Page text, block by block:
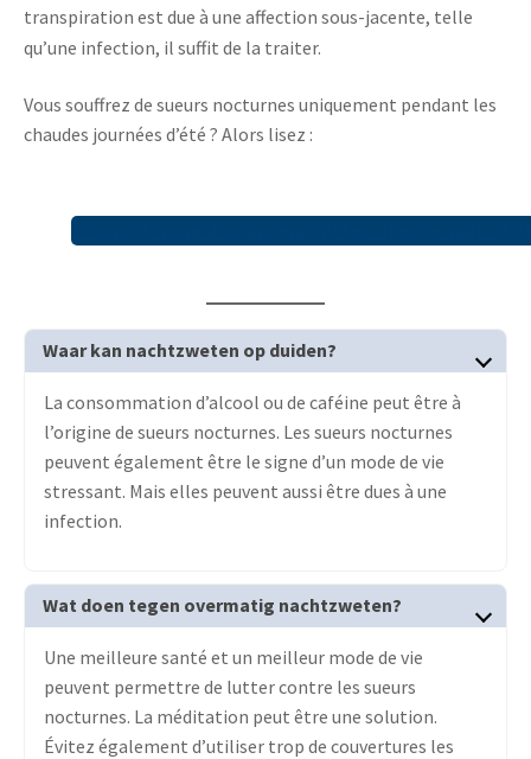
transpiration est due à une affection sous-jacente, telle
qu’une infection, il suffit de la traiter.
Vous souffrez de sueurs nocturnes uniquement pendant les
chaudes journées d’été ? Alors lisez :
Waar kan nachtzweten op duiden?
La consommation d’alcool ou de caféine peut être à
l’origine de sueurs nocturnes. Les sueurs nocturnes
peuvent également être le signe d’un mode de vie
stressant. Mais elles peuvent aussi être dues à une
infection.
Wat doen tegen overmatig nachtzweten?
Une meilleure santé et un meilleur mode de vie
peuvent permettre de lutter contre les sueurs
nocturnes. La méditation peut être une solution.
Évitez également d’utiliser trop de couvertures les